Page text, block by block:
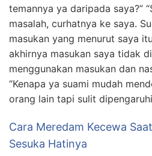
temannya ya daripada saya?”
masalah, curhatnya ke saya.
masukan yang menurut saya
akhirnya masukan saya tidak
menggunakan masukan dan
“Kenapa ya suami mudah
orang lain tapi sulit
Cara Meredam Kecewa
Sesuka Hatinya